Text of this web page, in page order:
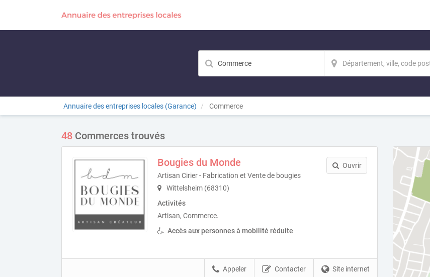
Annuaire des entreprises locales (Garance) Commerce
48 Commerces trouvés
Bougies du Monde
Artisan Cirier - Fabrication et Vente de bougies
Wittelsheim (68310)
Activités
Artisan, Commerce.
Accès aux personnes à mobilité réduite
Ouvrir
Site internet
Contacter
Appeler